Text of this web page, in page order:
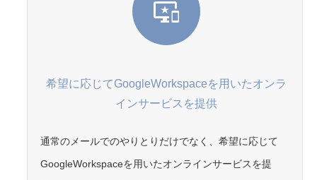
希望に応じてGoogleWorkspaceを用いたオンラ
インサービスを提供
通常のメールでのやりとりだけでなく、希望に応じて
GoogleWorkspaceを用いたオンラインサービスを提